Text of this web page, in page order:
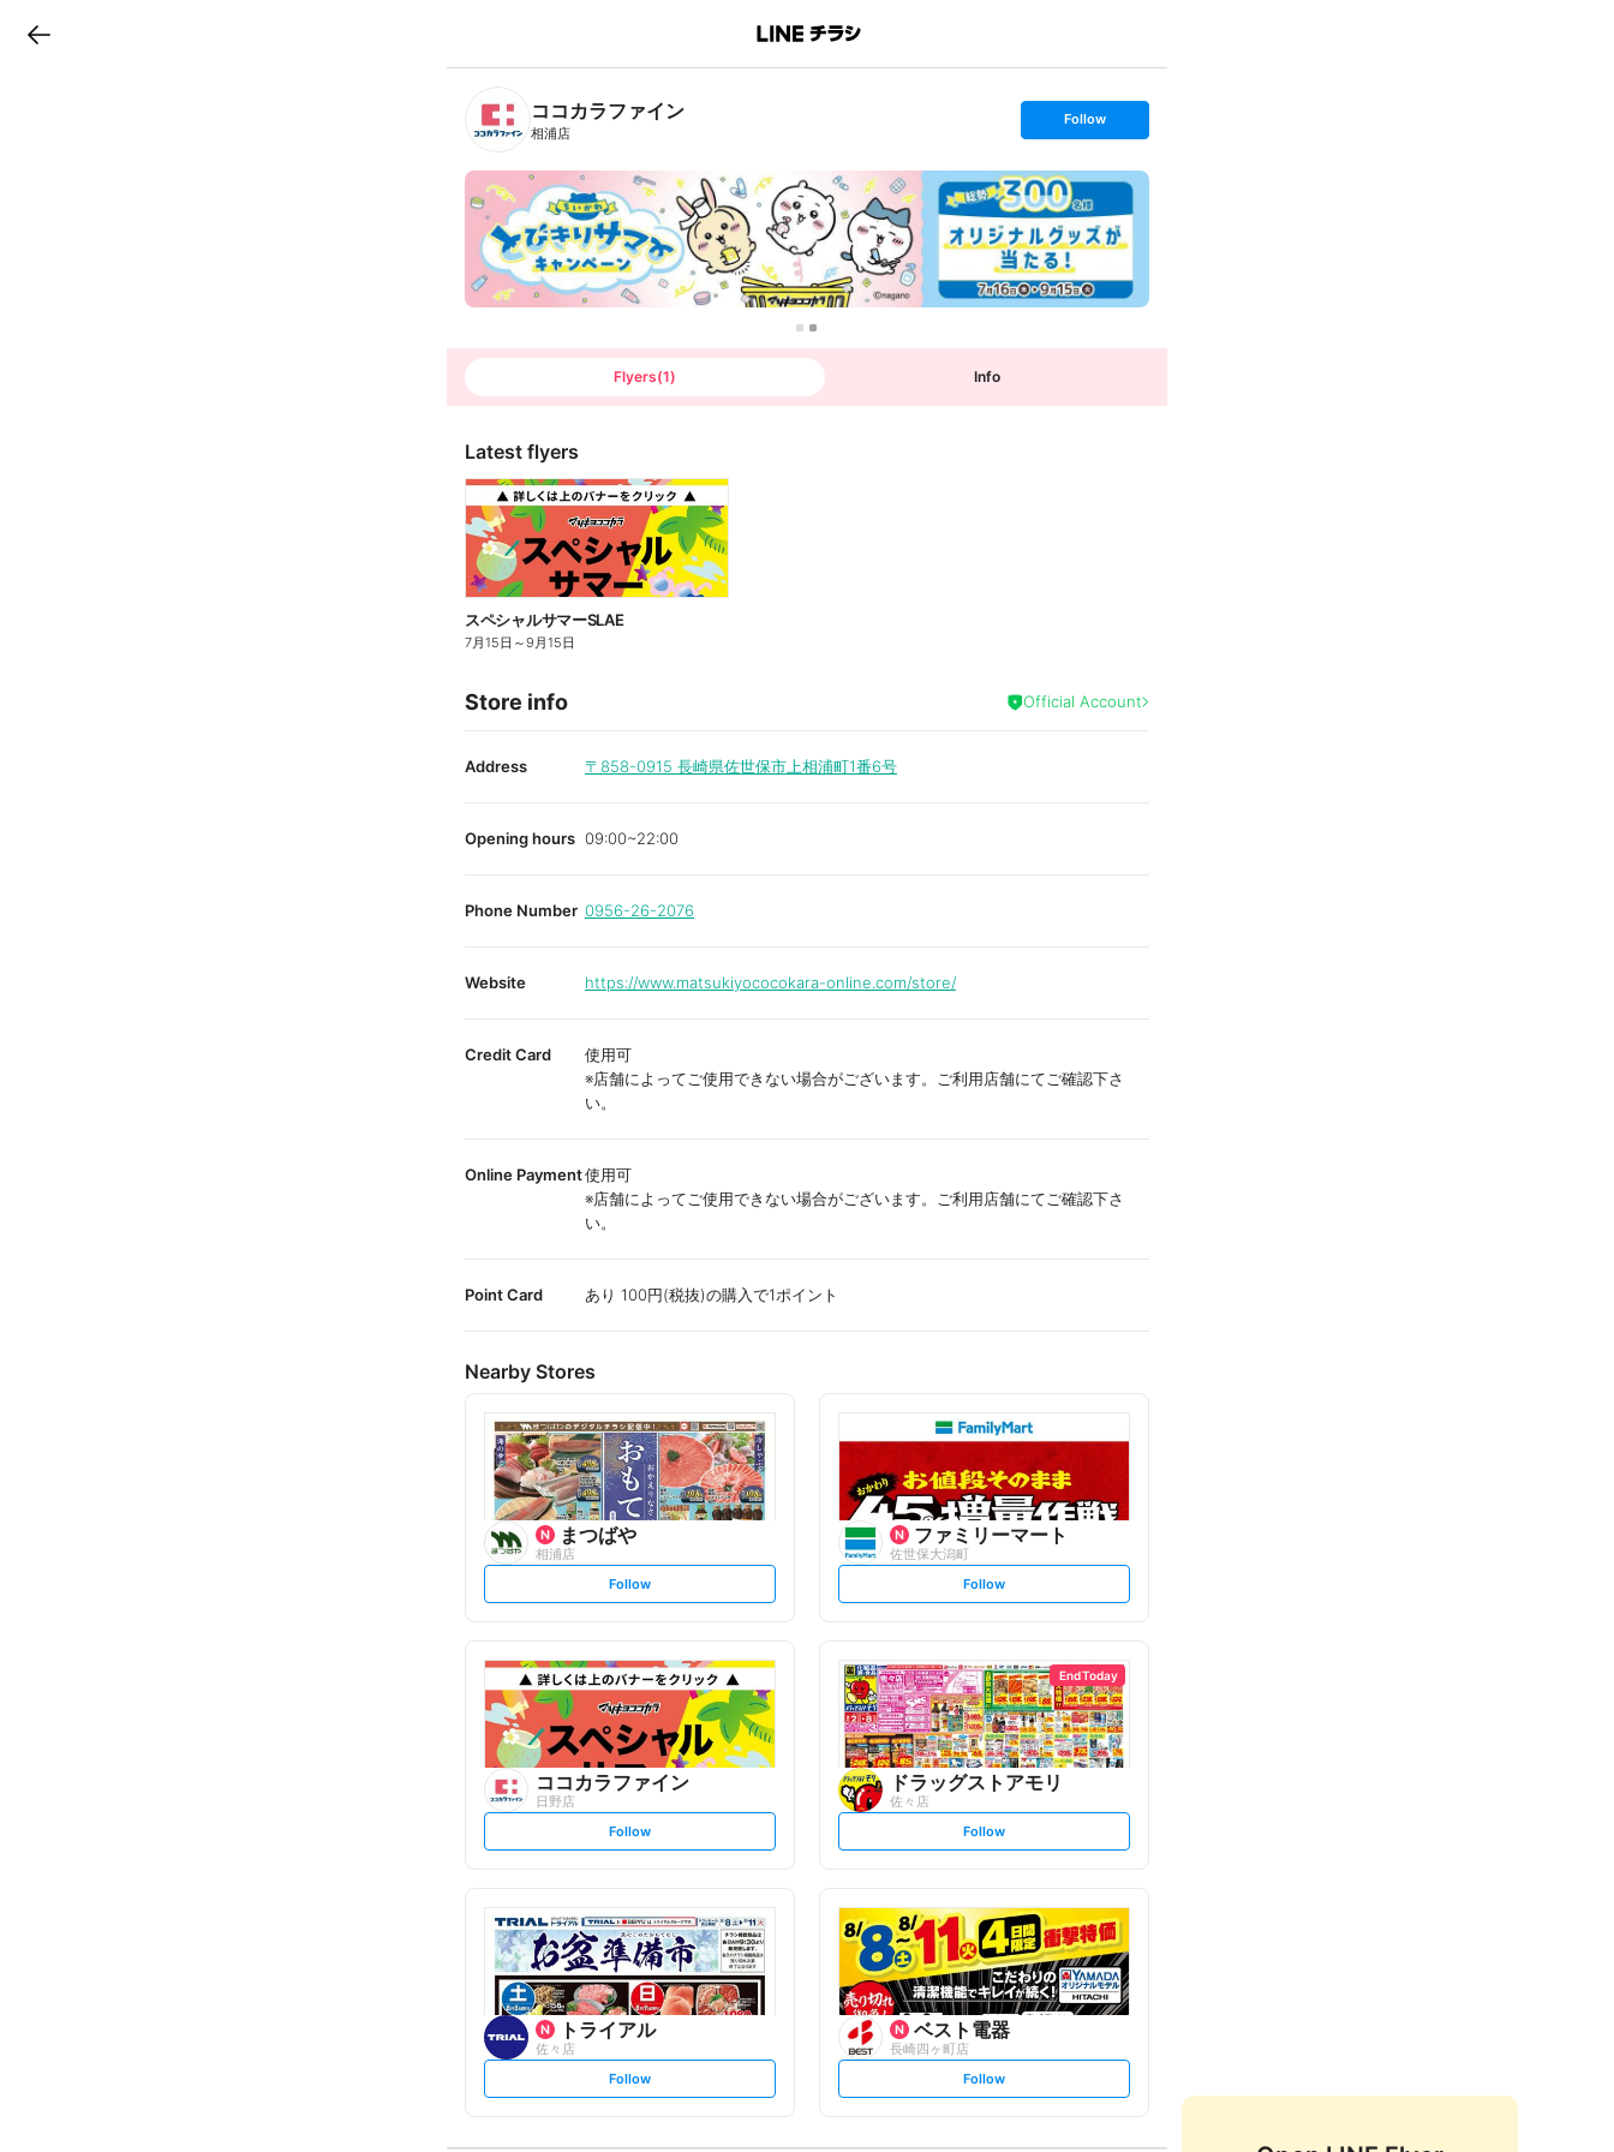
B
n
T
ココカラファイン
相浦店
s
t
o
l
l
o
w
Follow
Flyers(1) Info
Latest flyers
スペシャルサマーSLAE
7月15日 ～9月15日
Store info Official Account
Address 〒858-0915 長崎県佐世保市上相浦町1番6号
Opening hours 09:00~22:00
Phone Number 0956-26-2076
Website https://www.matsukiyococokara-online.com/store/
Credit Card
使用可
※店舗によってご使用できない場合がございます。ご利用店舗にてご確認下さ
い。
Online Payment使用可
※店舗によってご使用できない場合がございます。ご利用店舗にてご確認下さ
い。
Point Card あり 100円(税抜)の購入で1ポイント
Nearby Stores
まつばや
相浦店
s
t
l
o
w
Follow
ファミリーマート
佐世保大潟町
s
t
l
o
w
Follow
ココカラファイン
日野店
s
t
o
w
Follow
End Today
ドラッグストアモリ
佐々店
s
t
l
o
w
Follow
トライアル
佐々店
s
t
Follow
ベスト電器
長崎四ヶ町店
s
t
Follow